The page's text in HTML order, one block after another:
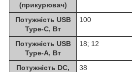
(прикурювач)
Потужність USB
Type-C, Вт
100
Потужність USB
Type-A, Вт
18; 12
Потужність DC,
38